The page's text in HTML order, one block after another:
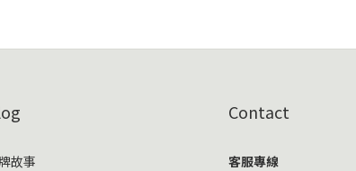
故事
Contact
客服專線